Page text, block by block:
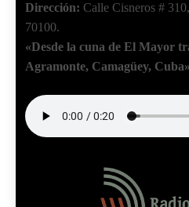
Dirección: Calle Cisneros #
70100.
«Desde la cuna de El Mayor
Agramonte, Camagüey, Cuba»